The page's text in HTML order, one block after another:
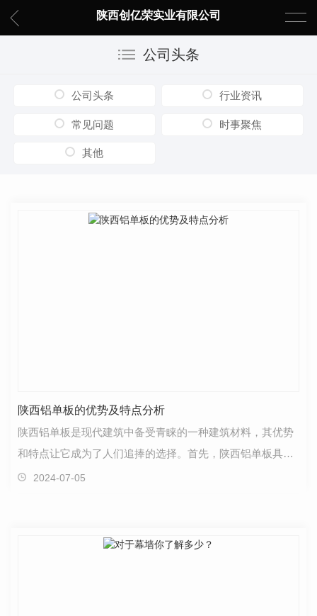
陕西创亿荣实业有限公司
公司头条
公司头条 行业资讯
常见问题 时事聚焦
其他
陕西铝单板的优势及特点分析
陕西铝单板是现代建筑中备受青睐的一种建筑材料，其优势
和特点让它成为了人们追捧的选择。首先，陕西铝单板具有
轻质坚固的特性，能够承受各种恶劣气候条件下的挑战…
2024-07-05